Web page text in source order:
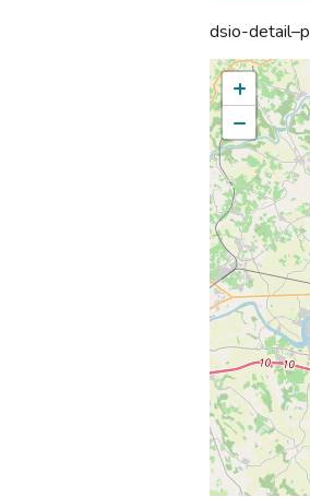
dsio-
+
−